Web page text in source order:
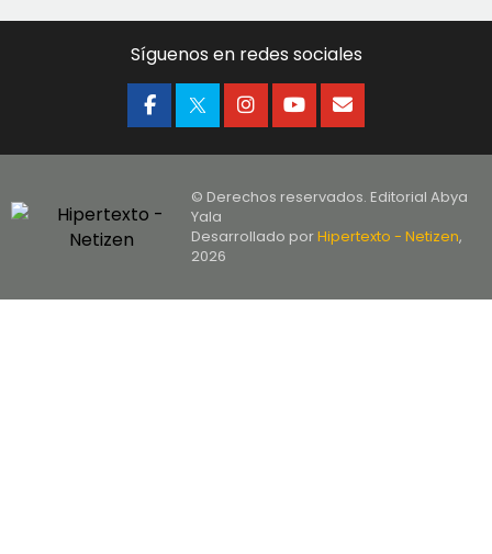
Síguenos en redes sociales
© Derechos reservados. Editorial Abya
Yala
Desarrollado porHipertexto - Netizen,
2026